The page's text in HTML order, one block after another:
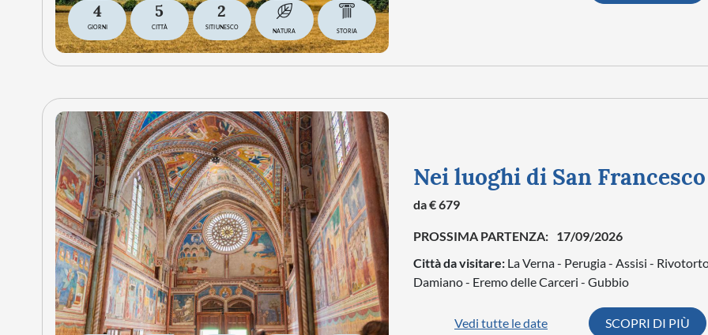
4
GIORNI
5
CITTÀ
2
SITI UNESCO
NATURA STORIA
Nei luoghi di San Francesco
da € 679
PROSSIMA PARTENZA: 17/09/2026
Città da visitare: La Verna - Perugia - Assisi -
Damiano - Eremo delle Carceri - Gubbio
Vedi tutte le date SCOPRI DI PIÙ